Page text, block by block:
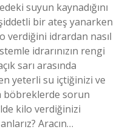
suyun kaynadığını
bir ateş yanarken
verdiğini idrardan nasıl
idrarınızın rengi
sarı arasında
yeterli su içtiğinizi ve
böbreklerde sorun
kilo verdiğinizi
Aracın…